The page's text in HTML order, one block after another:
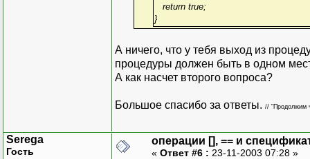
return true;
}
А ничего, что у тебя выход из
процедуры должен быть в одном
А как насчет второго вопроса?
Большое спасибо за ответы. // "Продолжим
Serega
Гость
операции [], == и
« Ответ #6 : 23-11-2003 07:28 »